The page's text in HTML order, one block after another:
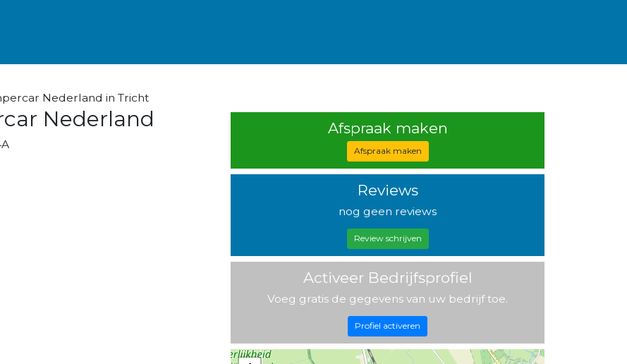
Nederland in Tricht
Nederland Afspraak maken
Afspraak maken
Reviews
nog geen reviews
Review schrijven
Activeer Bedrijfsprofiel
Voeg gratis de gegevens van uw bedrijf toe.
Profiel activeren